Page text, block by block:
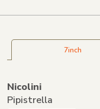
7inch
Nicolini
Pipistrella